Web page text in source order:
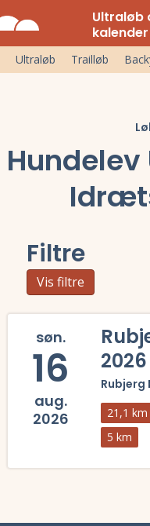
Ultraløb
kalender
Ultraløb Trailløb
Filtre
Vis filtre
søn.
16
aug.
2026
2026
Rubjerg
21,1 km
5 km